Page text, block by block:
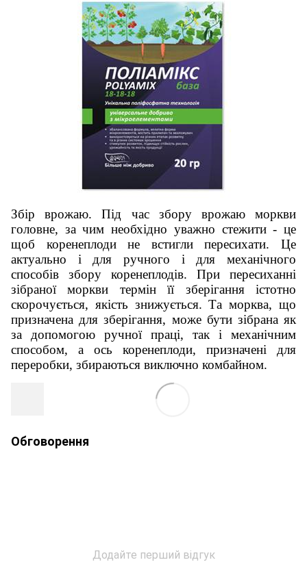
Збір врожаю. Під час збору врожаю моркви
головне, за чим необхідно уважно стежити - це
щоб коренеплоди не встигли пересихати. Це
актуально і для ручного і для механічного
способів збору коренеплодів. При пересиханні
зібраної моркви термін її зберігання істотно
скорочується, якість знижується. Та морква, що
призначена для зберігання, може бути зібрана як
за допомогою ручної праці, так і механічним
способом, а ось коренеплоди, призначені для
переробки, збираються виключно комбайном.
Обговорення
Додайте перший відгук